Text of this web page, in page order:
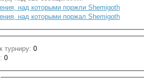
над которыми поржли Shemigoth
над которыми поржал Shemigoth
турниру: 0
0